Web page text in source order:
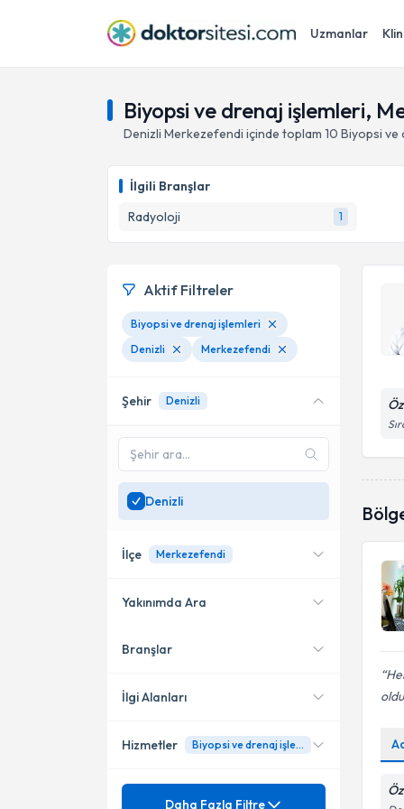
Uzmanlar
Biyopsi ve drenaj işlemleri,
Denizli Merkezefendi içinde toplam 10 Biyopsi ve
İlgili Branşlar
Radyoloji
1
Aktif Filtreler
Biyopsi ve drenaj işlemleri
Denizli
Merkezefendi
Şehir Denizli
Denizli
İlçe Merkezefendi
Merkezefendi
Yakınımda Ara
Konumuma yakın uzmanları
Branşlar
Radyoloji
İlgi Alanları
4 Boyutlu Gebelik Ultrasonu
Hizmetler Biyopsi ve drenaj işlemleri
Mezuniyet
Daha Fazla Filtre